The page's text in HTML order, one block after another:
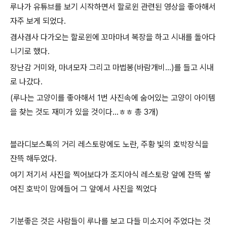
루나가 유튜브를 보기 시작하면서 할로윈 관련된 영상을 좋아해서
자주 보게 되었다.
겸사겸사 다가오는 할로윈에 꼬마마녀 복장을 하고 시내를 돌아다
니기로 했다.
장난감 거미와, 마녀모자 그리고 마법봉(바람개비...)를 들고 시내
로 나갔다.
(루나는 고양이를 좋아해서 1번 사진속에 숨어있는 고양이 아이템
을 찾는 것도 재미가 있을 것이다...ㅎㅎ 총 3개)
블라디보스톡의 거리 레스토랑에도 노란, 주황 빛의 호박장식을
잔뜩 해두었다.
여기 저기서 사진을 찍어보다가 조지아식 레스토랑 앞에 잔뜩 쌓
여진 호박이 맘에들어 그 앞에서 사진을 찍었다
기분좋은 것은 사람들이 루나를 보고 다들 미소지어 주었다는 것